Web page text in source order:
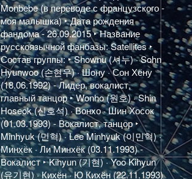
Monbebe (в переводе с французского -
моя малышка) ‣ Дата рождения
фандома - 26.09.2015 ‣ Название
русскоязычной фанбазы: Satellites ‣
Состав группы: ‣ Shownu (셔누) · Sohn
Hyunwoo (손현우) · Шону · Сон Хёну
(18.06.1992) - Лидер, вокалист,
главный танцор ‣ Wonho (원호) · Shin
Hoseok (신호석) · Вонхо · Шин Хосок
(01.03.1993) - Вокалист, танцор ‣
Minhyuk (민혁) · Lee Minhyuk (이민혁) ·
Минхёк · Ли Минхёк (03.11.1993) -
Вокалист ‣ Kihyun (기현) · Yoo Kihyun
(유기현) · Кихён · Ю Кихён (22.11.1993)